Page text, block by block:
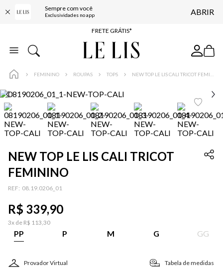
Sempre com você
Exclusividades no app ABRIR
ENTREGA EXPRESSA*
FRETE GRÁTIS*
BAIXE O APP
FEMININO ROUPAS TOPS
NEW TOP LE LIS CALI TRICOT
FEMININO
: 08.19.0206_01
R$ 339,90
3x de R$ 113,30
PP P M G GG
Provador Virtual Tabela de medidas